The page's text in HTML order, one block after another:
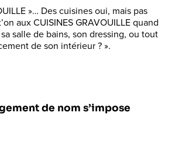
»… Des cuisines oui, mais pas
aux CUISINES GRAVOUILLE quand
salle de bains, son dressing, ou tout
de son intérieur ? ».
de nom s’impose